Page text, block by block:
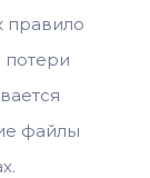
правило
потери
файлы